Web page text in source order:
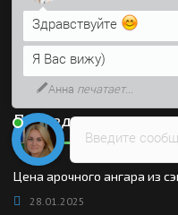
Пятница
Суббота
Воскресение
Последние новости
Цена арочного ангара из
28.01.2025
Введите
Здравствуйте
Я Вас вижу)
Анна печатает...